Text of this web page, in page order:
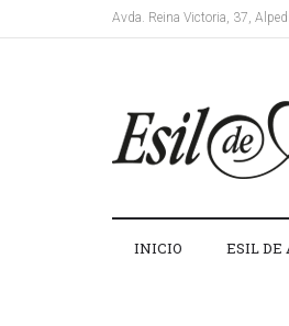
Avda. Reina Victoria, 37,
INICIO ESIL DE